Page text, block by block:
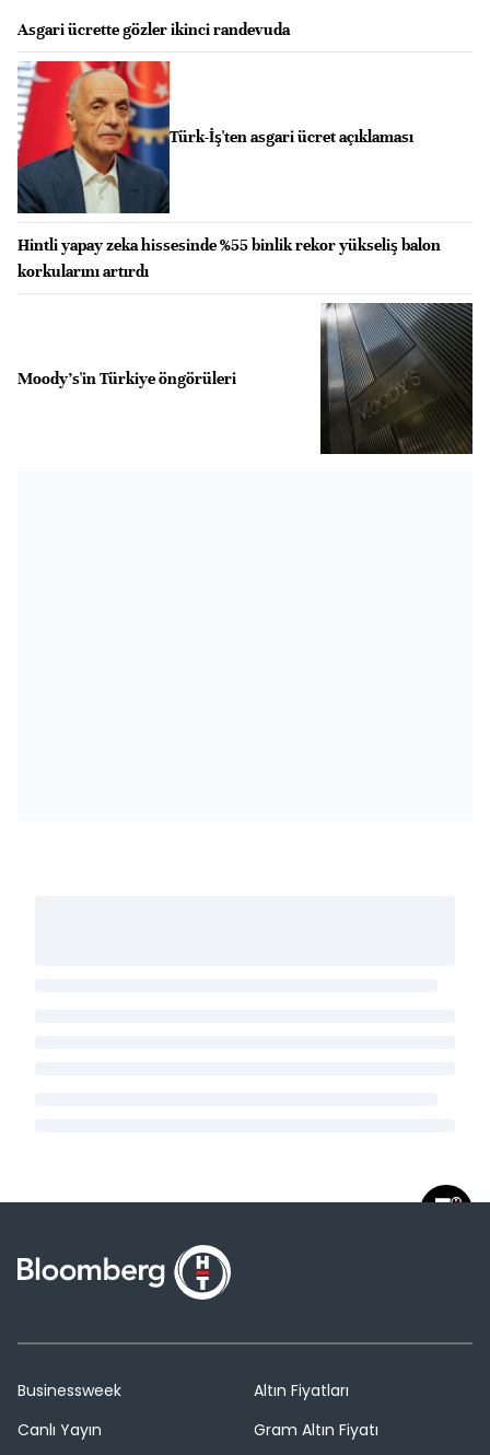
Asgari ücrette gözler ikinci randevuda
Türk-İş'ten asgari ücret açıklaması
Hintli yapay zeka hissesinde %55 binlik rekor yükseliş balon
korkularını artırdı
Moody's'in Türkiye öngörüleri
Businessweek
Canlı Yayın
Altın Fiyatları
Gram Altın Fiyatı